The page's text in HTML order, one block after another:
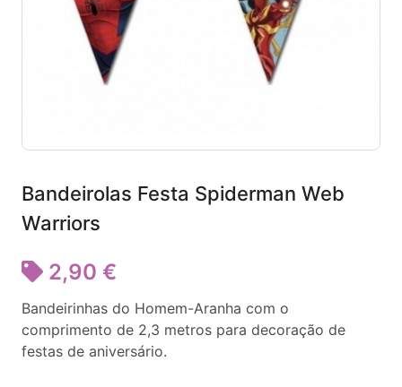
Bandeirolas Festa Spiderman Web
Warriors
2,90 €
Bandeirinhas do Homem-Aranha com o
comprimento de 2,3 metros para decoração de
festas de aniversário.